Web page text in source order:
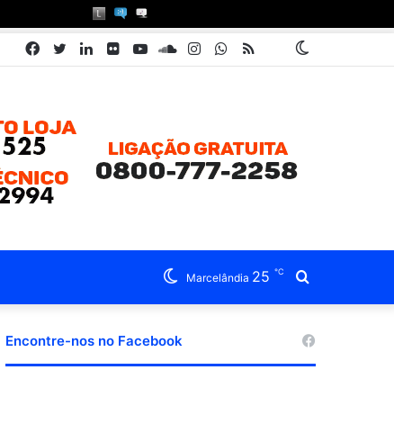
Pátria
RSS
WhatsApp
Instagram
SoundCloud
YouTube
Flickr
Linkedin
Twitter
Facebook
Procurar
por
Marcelândia 25 ℃
Encontre-nos no Facebook